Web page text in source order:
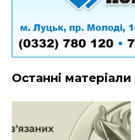
Останні матеріали